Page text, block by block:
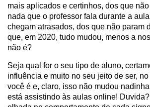
mais aplicados e certinhos, dos que
nada que o professor fala durante a
chegam atrasados, dos que não param
que, em 2020, tudo mudou, menos a
não é?
Seja qual for o seu tipo de aluno,
influência e muito no seu jeito de ser,
você é e, claro, isso não mudou
está assistindo às aulas online!